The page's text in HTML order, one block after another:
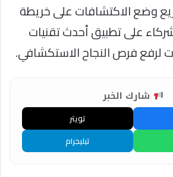
وضع الاكتشافات على خريطة
على تطبيق أحدث تقنيات
لرفع فرص النجاح الاستكشافي.
شارك الخبر
تويتر
تيليجرام